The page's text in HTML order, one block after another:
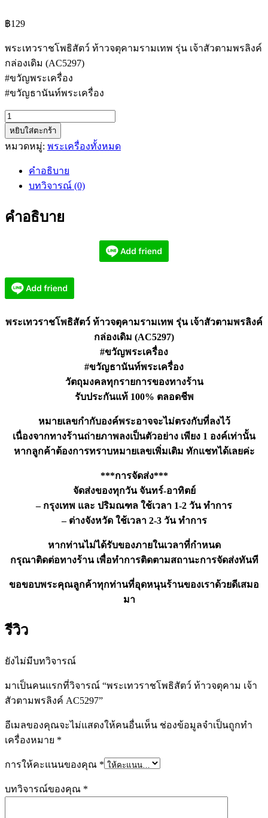
฿129
พระเทวราชโพธิสัตว์ ท้าวจตุคามรามเทพ รุ่น เจ้าสัวตามพรลิงค์
กล่องเดิม (AC5297)
#ขวัญพระเครื่อง
#ขวัญธานันท์พระเครื่อง
จำนวน
พระ
เทว
โพธิสัตว์
คาม
พร
ลิงค์
ชิ้น
หยิบใส่ตะกร้า
หมวดหมู่: พระเครื่องทั้งหมด
คำอธิบาย
บทวิจารณ์ (0)
คำอธิบาย
พระเทวราชโพธิสัตว์ ท้าวจตุคามรามเทพ รุ่น เจ้าสัวตามพรลิงค์
กล่องเดิม (AC5297)
#ขวัญพระเครื่อง
#ขวัญธานันท์พระเครื่อง
วัตถุมงคลทุกรายการของทางร้าน
รับประกันแท้ 100% ตลอดชีพ
หมายเลขกำกับองค์พระอาจจะไม่ตรงกับที่ลงไว้
เนื่องจากทางร้านถ่ายภาพลงเป็นตัวอย่าง เพียง 1 องค์เท่านั้น
หากลูกค้าต้องการทราบหมายเลขเพิ่มเติม ทักแชทได้เลยค่ะ
***การจัดส่ง***
จัดส่งของทุกวัน จันทร์-อาทิตย์
– กรุงเทพ และ ปริมณฑล ใช้เวลา 1-2 วัน ทำการ
– ต่างจังหวัด ใช้เวลา 2-3 วัน ทำการ
หากท่านไม่ได้รับของภายในเวลาที่กำหนด
กรุณาติดต่อทางร้าน เพื่อทำการติดตามสถานะการจัดส่งทันที
ขอขอบพระคุณลูกค้าทุกท่านที่อุดหนุนร้านของเราด้วยดีเสมอ
มา
รีวิว
ยังไม่มีบทวิจารณ์
มาเป็นคนแรกที่วิจารณ์ “พระเทวราชโพธิสัตว์ ท้าวจตุคาม เจ้า
สัวตามพรลิงค์ AC5297”
อีเมลของคุณจะไม่แสดงให้คนอื่นเห็น ช่องข้อมูลจำเป็นถูกทำ
เครื่องหมาย *
การให้คะแนนของคุณ *
บทวิจารณ์ของคุณ *